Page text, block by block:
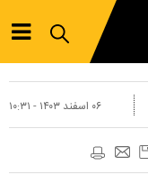
۰۶ اسفند ۱۴۰۳ - ۱۰:۳۱